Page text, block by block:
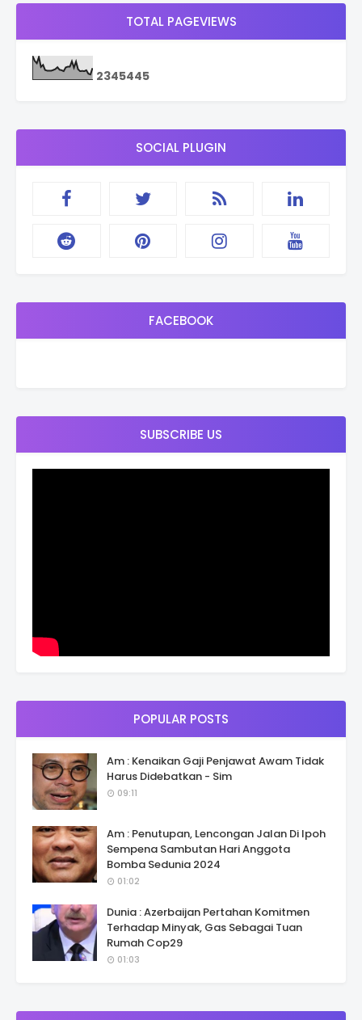
TOTAL PAGEVIEWS
2345445
SOCIAL PLUGIN
FACEBOOK
SUBSCRIBE US
POPULAR POSTS
Am : Kenaikan Gaji Penjawat Awam Tidak
Harus Didebatkan - Sim
09:11
Am : Penutupan, Lencongan Jalan Di Ipoh
Sempena Sambutan Hari Anggota
Bomba Sedunia 2024
01:02
Dunia : Azerbaijan Pertahan Komitmen
Terhadap Minyak, Gas Sebagai Tuan
Rumah Cop29
01:03